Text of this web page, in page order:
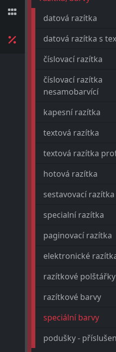
datová razítka
datová razítka s
číslovací razítka
číslovací razítka
nesamobarvící
kapesní razítka
textová razítka
textová razítka
hotová razítka
sestavovací razítka
specialní razítka
paginovací razítka
elektronické
razítkové polštářky
razítkové barvy
speciální barvy
podušky -